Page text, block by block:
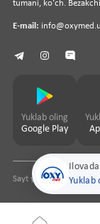
Yuklab
tumani, koʻch.
E-mail:
Yuklab oling
Google Play
Sayt yaratuvchi